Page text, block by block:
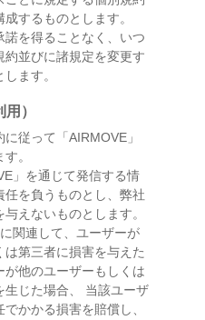
するものとします。
を得ることなく、いつ
約並びに諸規定を変更す
ます。
）
従って「AIRMOVE」
。
」を通じて発信する情
を負うものとし、弊社
えないものとします。
関連して、ユーザーが
第三者に損害を与えた
他のユーザーもしくは
生じた場合、 当該ユーザ
かかる損害を賠償し、